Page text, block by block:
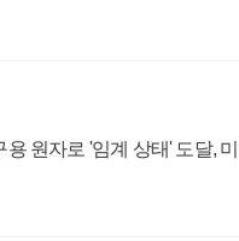
원자로 '임계 상태' 도달, 미